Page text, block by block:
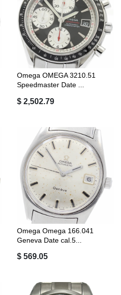
Omega OMEGA 3210.51
Speedmaster Date ...
$ 2,502.79
Omega Omega 166.041
Geneva Date cal.5...
$ 569.05